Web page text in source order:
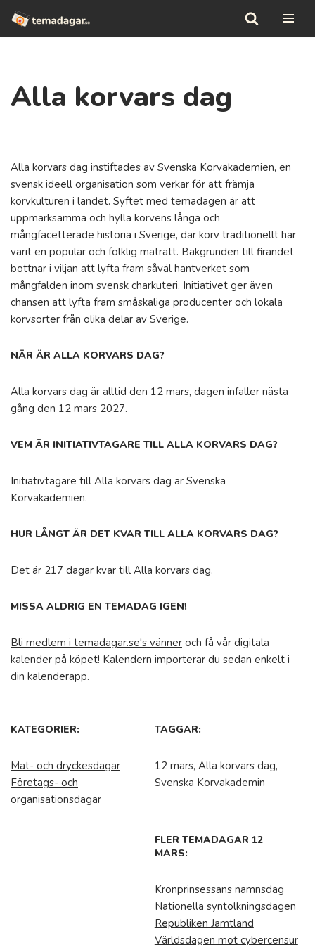
Hoppa
Alla korvars dag
Alla korvars dag instiftades av Svenska Korvakademien, en
svensk ideell organisation som verkar för att främja
korvkulturen i landet. Syftet med temadagen är att
uppmärksamma och hylla korvens långa och
mångfacetterade historia i Sverige, där korv traditionellt har
varit en populär och folklig maträtt. Bakgrunden till firandet
bottnar i viljan att lyfta fram såväl hantverket som
mångfalden inom svensk charkuteri. Initiativet ger även
chansen att lyfta fram småskaliga producenter och lokala
korvsorter från olika delar av Sverige.
NÄR ÄR ALLA KORVARS DAG?
Alla korvars dag är alltid den 12 mars, dagen infaller nästa
gång den 12 mars 2027.
VEM ÄR INITIATIVTAGARE TILL ALLA KORVARS DAG?
Initiativtagare till Alla korvars dag är Svenska
Korvakademien.
HUR LÅNGT ÄR DET KVAR TILL ALLA KORVARS DAG?
Det är 217 dagar kvar till Alla korvars dag.
MISSA ALDRIG EN TEMADAG IGEN!
Bli medlem i temadagar.se's vänner och få vår digitala
kalender på köpet! Kalendern importerar du sedan enkelt i
din kalenderapp.
KATEGORIER:
Mat- och dryckesdagar
Företags- och
organisationsdagar
TAGGAR:
12 mars, Alla korvars dag,
Svenska Korvakademin
FLER TEMADAGAR 12
MARS:
Kronprinsessans namnsdag
Nationella syntolkningsdagen
Republiken Jamtland
Världsdagen mot cybercensur